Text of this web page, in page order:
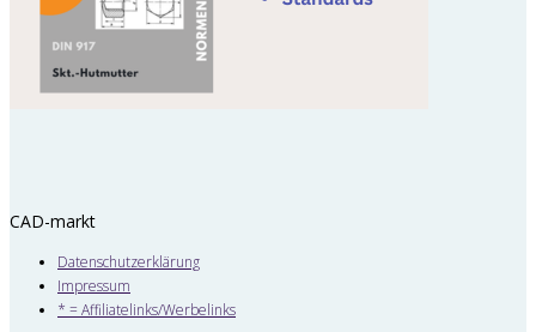
CAD-markt
Datenschutzerklärung
Impressum
* = Affiliatelinks/Werbelinks